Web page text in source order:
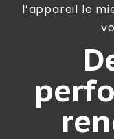
l’appareil le